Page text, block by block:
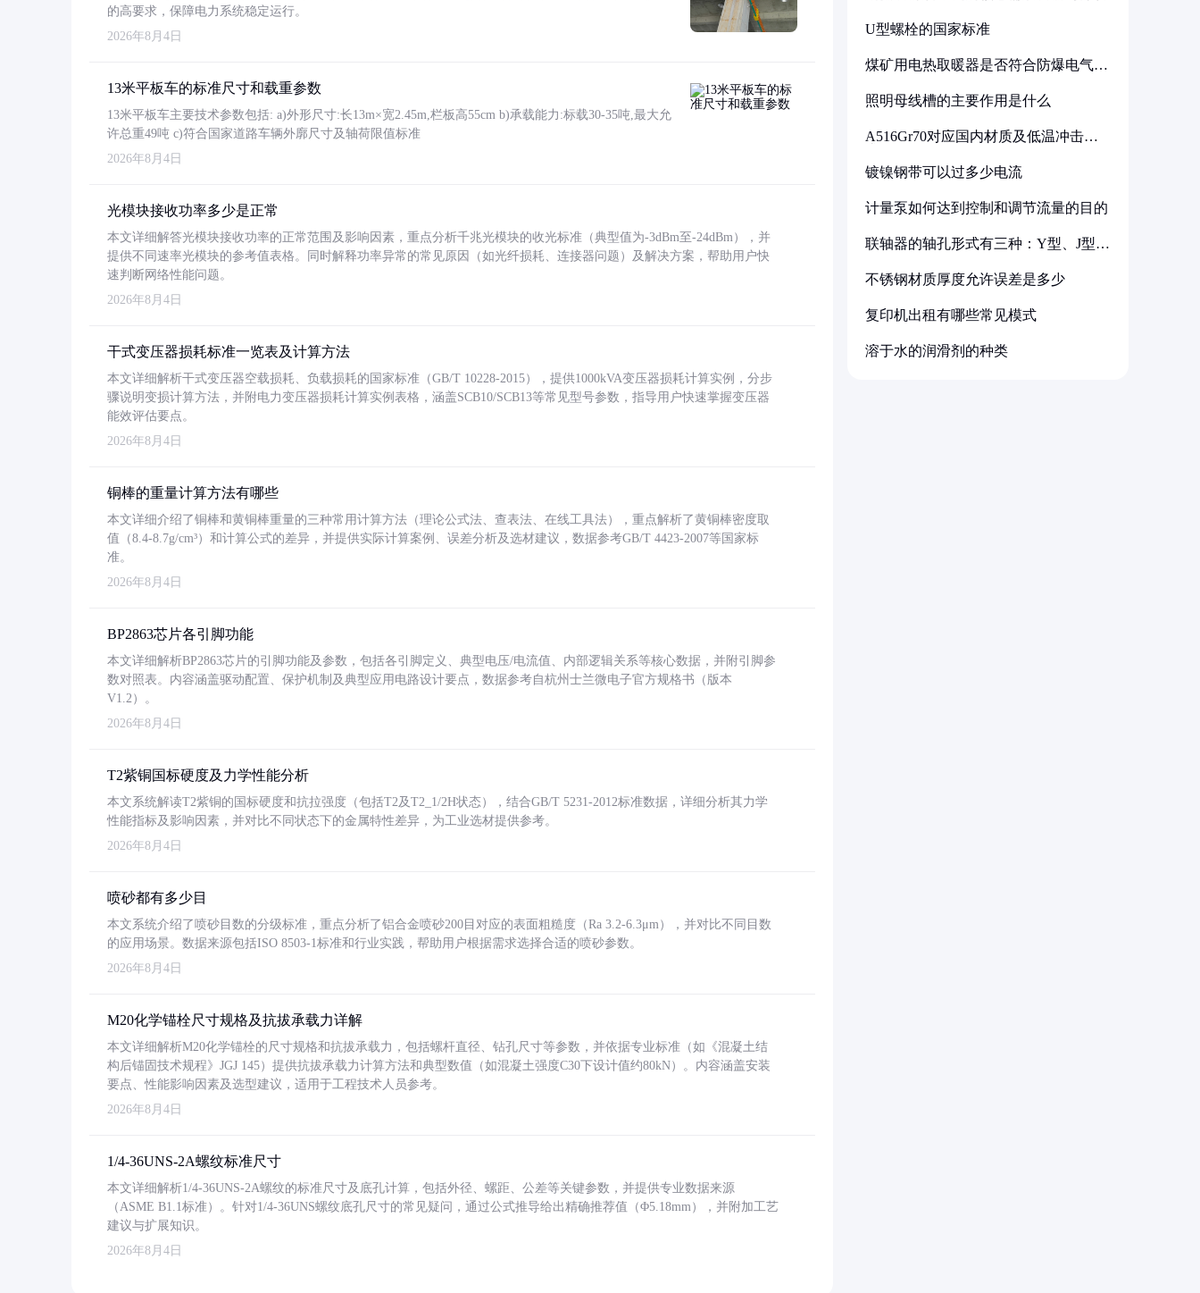
的高要求，保障电力系统稳定运行。
2026年8月4日
13米平板车的标准尺寸和载重参数
13米平板车主要技术参数包括: a)外形尺寸:长13m×宽2.45m,栏板高55cm b)承载能力:标载30-35吨,最大允
许总重49吨 c)符合国家道路车辆外廓尺寸及轴荷限值标准
2026年8月4日
光模块接收功率多少是正常
本文详细解答光模块接收功率的正常范围及影响因素，重点分析千兆光模块的收光标准（典型值为-3dBm至-24dBm），并
提供不同速率光模块的参考值表格。同时解释功率异常的常见原因（如光纤损耗、连接器问题）及解决方案，帮助用户快
速判断网络性能问题。
2026年8月4日
干式变压器损耗标准一览表及计算方法
本文详细解析干式变压器空载损耗、负载损耗的国家标准（GB/T 10228-2015），提供1000kVA变压器损耗计算实例，分步
骤说明变损计算方法，并附电力变压器损耗计算实例表格，涵盖SCB10/SCB13等常见型号参数，指导用户快速掌握变压器
能效评估要点。
2026年8月4日
铜棒的重量计算方法有哪些
本文详细介绍了铜棒和黄铜棒重量的三种常用计算方法（理论公式法、查表法、在线工具法），重点解析了黄铜棒密度取
值（8.4-8.7g/cm³）和计算公式的差异，并提供实际计算案例、误差分析及选材建议，数据参考GB/T 4423-2007等国家标
准。
2026年8月4日
BP2863芯片各引脚功能
本文详细解析BP2863芯片的引脚功能及参数，包括各引脚定义、典型电压/电流值、内部逻辑关系等核心数据，并附引脚参
数对照表。内容涵盖驱动配置、保护机制及典型应用电路设计要点，数据参考自杭州士兰微电子官方规格书（版本
V1.2）。
2026年8月4日
T2紫铜国标硬度及力学性能分析
本文系统解读T2紫铜的国标硬度和抗拉强度（包括T2及T2_1/2H状态），结合GB/T 5231-2012标准数据，详细分析其力学
性能指标及影响因素，并对比不同状态下的金属特性差异，为工业选材提供参考。
2026年8月4日
喷砂都有多少目
本文系统介绍了喷砂目数的分级标准，重点分析了铝合金喷砂200目对应的表面粗糙度（Ra 3.2-6.3μm），并对比不同目数
的应用场景。数据来源包括ISO 8503-1标准和行业实践，帮助用户根据需求选择合适的喷砂参数。
2026年8月4日
M20化学锚栓尺寸规格及抗拔承载力详解
本文详细解析M20化学锚栓的尺寸规格和抗拔承载力，包括螺杆直径、钻孔尺寸等参数，并依据专业标准（如《混凝土结
构后锚固技术规程》JGJ 145）提供抗拔承载力计算方法和典型数值（如混凝土强度C30下设计值约80kN）。内容涵盖安装
要点、性能影响因素及选型建议，适用于工程技术人员参考。
2026年8月4日
1/4-36UNS-2A螺纹标准尺寸
本文详细解析1/4-36UNS-2A螺纹的标准尺寸及底孔计算，包括外径、螺距、公差等关键参数，并提供专业数据来源
（ASME B1.1标准）。针对1/4-36UNS螺纹底孔尺寸的常见疑问，通过公式推导给出精确推荐值（Φ5.18mm），并附加工艺
建议与扩展知识。
2026年8月4日
U型螺栓的国家标准
煤矿用电热取暖器是否符合防爆电气设
照明母线槽的主要作用是什么
A516Gr70对应国内材质及低温冲击要
镀镍钢带可以过多少电流
计量泵如何达到控制和调节流量的目的
联轴器的轴孔形式有三种：Y型、J型、
不锈钢材质厚度允许误差是多少
复印机出租有哪些常见模式
溶于水的润滑剂的种类